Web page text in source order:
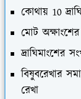
কোথায় 10
মোট
দ্রাঘিমাংশের
বিষুবরেখার
রেখা